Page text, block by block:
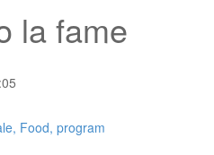
la fame
Food, program